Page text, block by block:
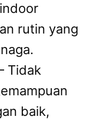
rutin yang
Tidak
baik,